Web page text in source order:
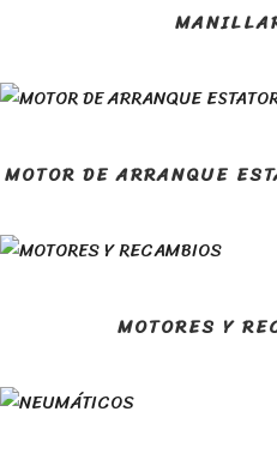
MOTOR DE ARRANQUE
MOTORES Y